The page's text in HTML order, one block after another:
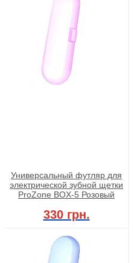
Универсальный футляр для
электрической зубной щетки
ProZone BOX-5 Розовый
330 грн.